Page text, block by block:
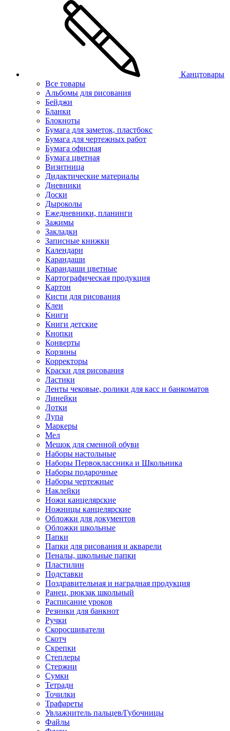
Канцтовары
Все товары
Альбомы для рисования
Бейджи
Бланки
Блокноты
Бумага для заметок, пластбокс
Бумага для чертежных работ
Бумага офисная
Бумага цветная
Визитница
Дидактические материалы
Дневники
Доски
Дыроколы
Ежедневники, планинги
Зажимы
Закладки
Записные книжки
Календари
Карандаши
Карандаши цветные
Картографическая продукция
Картон
Кисти для рисования
Клеи
Книги
Книги детские
Кнопки
Конверты
Корзины
Корректоры
Краски для рисования
Ластики
Ленты чековые, ролики для касс и банкоматов
Линейки
Лотки
Лупа
Маркеры
Мел
Мешок для сменной обуви
Наборы настольные
Наборы Первоклассника и Школьника
Наборы подарочные
Наборы чертежные
Наклейки
Ножи канцелярские
Ножницы канцелярские
Обложки для документов
Обложки школьные
Папки
Папки для рисования и акварели
Пеналы, школьные папки
Пластилин
Подставки
Поздравительная и наградная продукция
Ранец, рюкзак школьный
Расписание уроков
Резинки для банкнот
Ручки
Скоросшиватели
Скотч
Скрепки
Степлеры
Стержни
Сумки
Тетради
Точилки
Трафареты
Увлажнитель пальцев/Губочницы
Файлы